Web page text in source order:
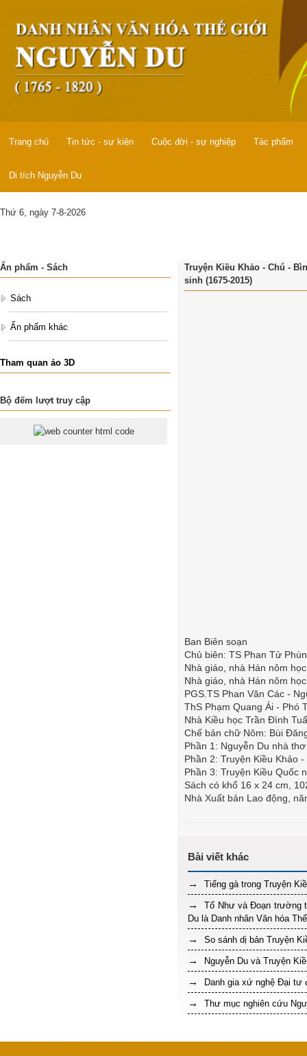
Trang chủ Tin tức - sự kiện Cuộc đời - sự nghiệp Tác phẩm
Di tích Nguyễn Du
Thứ 6, ngày 7-8-2026
Ấn phẩm - Sách
Sách
Ấn phẩm khác
Tham quan ảo 3D
Bộ đếm lượt truy cập
Truyện Kiều Khảo - Chú -
sinh (1675-2015)
Ban Biên soạn
Chủ biên: TS Phan Tử
Nhà giáo, nhà Hán nôm
Nhà giáo, nhà Hán nôm
PGS.TS Phan Văn Các -
ThS Phạm Quang Ái - Phó
Nhà Kiều học Trần Đình
Chế bản chữ Nôm: Bùi
Phần 1: Nguyễn Du nhà
Phần 2: Truyện Kiều Khảo
Phần 3: Truyện Kiều Quốc
Sách có khổ 16 x 24 cm,
Nhà Xuất bản Lao động,
Tiếng gà trong Truyện
Tố Như và Đoạn trường
Du là Danh nhân Văn hóa
So sánh dị bản Truyện
Nguyễn Du và Truyện
Danh gia xứ nghệ Đại tư
Thư mục nghiên cứu